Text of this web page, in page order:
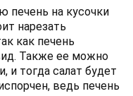
печень на кусочки
нарезать
как печень
Также ее можно
и тогда салат будет
ведь печень